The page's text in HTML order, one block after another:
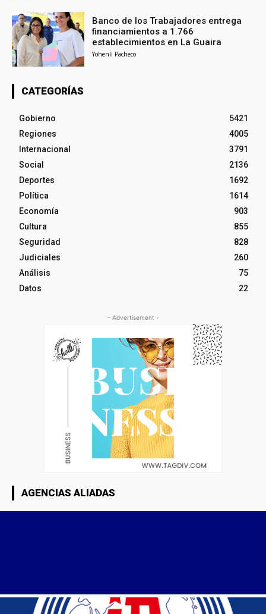
Banco de los Trabajadores entrega
financiamientos a 1.766
establecimientos en La Guaira
Yohenli Pacheco
CATEGORÍAS
Gobierno
5421
Regiones
4005
Internacional
3791
Social
2136
Deportes
1692
Política
1614
Economía
903
Cultura
855
Seguridad
828
Judiciales
260
Análisis
75
Datos
22
- Advertisement -
AGENCIAS ALIADAS